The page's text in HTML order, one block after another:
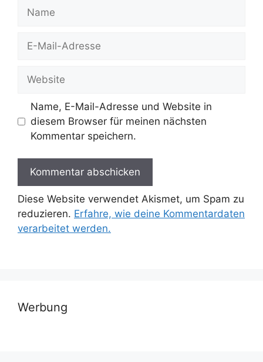
Mail-
Name, E-Mail-Adresse und Website in
diesem Browser für meinen nächsten
Kommentar speichern.
Diese Website verwendet Akismet, um Spam zu
reduzieren. Erfahre, wie deine Kommentardaten
verarbeitet werden.
Werbung